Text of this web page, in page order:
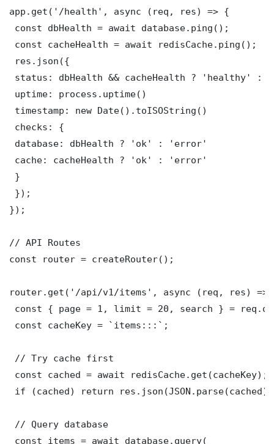
app.get('/health', async (req, res) => {
const dbHealth = await database.ping();
const cacheHealth = await redisCache.ping();
res.json({
status: dbHealth && cacheHealth ? 'healthy' :
uptime: process.uptime()
timestamp: new Date().toISOString()
checks: {
database: dbHealth ? 'ok' : 'error'
cache: cacheHealth ? 'ok' : 'error'
}
});
});
// API Routes
const router = createRouter();
router.get('/api/v1/items', async (req, res) =>
const { page = 1, limit = 20, search } =
const cacheKey = `items:::`;
// Try cache first
const cached = await redisCache.get(cacheKey);
if (cached) return
// Query database
const items = await database.query(